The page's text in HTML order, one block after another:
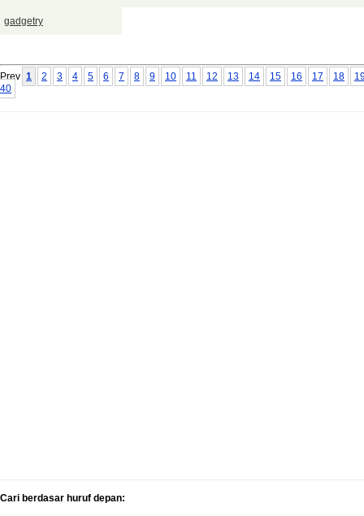
gadgetry
Prev 1 2 3 4 5 6 7 8 9 10 11 12 13 14 15 16 17 18
40
Cari berdasar huruf depan: